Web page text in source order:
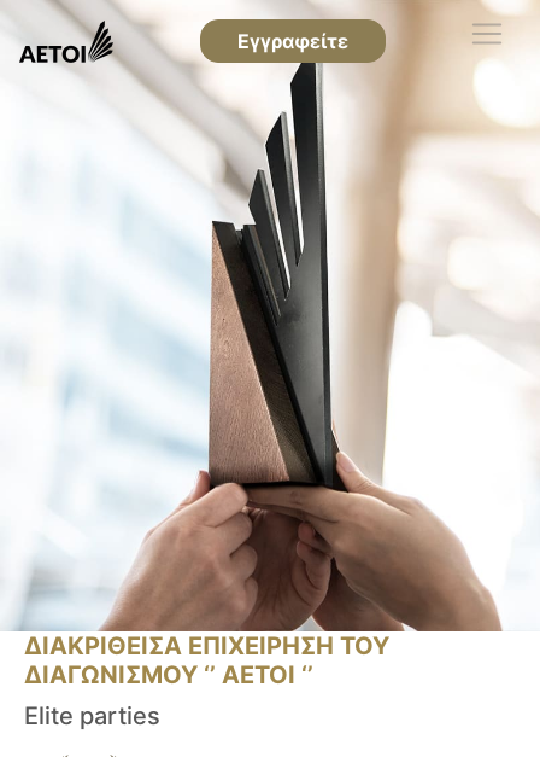
Εγγραφείτε
ΔΙΑΚΡΙΘΕΙΣΑ ΕΠΙΧΕΙΡΗΣΗ ΤΟΥ
ΔΙΑΓΩΝΙΣΜΟΥ ‘’ ΑΕΤΟΙ ‘’
Elite parties